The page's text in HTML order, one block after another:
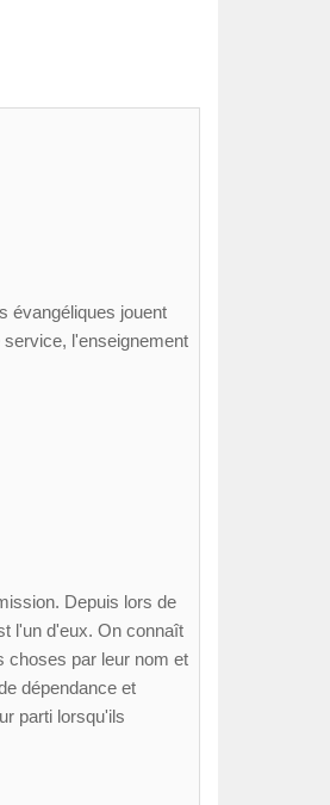
évangéliques jouent
service, l'enseignement
Depuis lors de
l'un d'eux. On connaît
choses par leur nom et
dépendance et
parti lorsqu'ils